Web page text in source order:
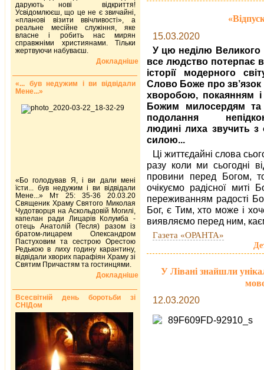
15.03.2020
У цю неділю Великого
все людство потерпає
історії модерного
Слово Боже про зв’язок
хворобою, покаянням і
Божим милосердям та
подолання
людині лиха звучить
силою...
Ці життєдайні слова
разу коли ми сьогодні
провини перед Богом,
очікуємо радісної миті
переживанням радості
Бог, є Тим, хто може і
виявляємо перед ним,
Газета «ОРАНТА»
У Лівані знайшли
12.03.2020
дарують нові відкриття!
Усвідомлюєш, що це не є звичайні,
«планові візити ввічливості», а
реальне месійне служіння, яке
власне і робить нас мирян
справжніми християнами. Тільки
жертвуючи набуваєш.
Докладніше
«... був недужим і ви відвідали
Мене...»
«Бо голодував Я, і ви дали мені
їсти... був недужим і ви відвідали
Мене...» Мт 25: 35-36 20.03.20
Священик Храму Святого Миколая
Чудотворця на Аскольдовій Могилі,
капелан ради Лицарів Колумба -
отець Анатолій (Тесля) разом із
братом-лицарем Олександром
Пастуховим та сестрою Орестою
Редькою в лиху годину карантину,
відвідали хворих парафіян Храму зі
Святим Причастям та гостинцями.
Докладніше
Всесвітній день боротьби зі
СНІДом